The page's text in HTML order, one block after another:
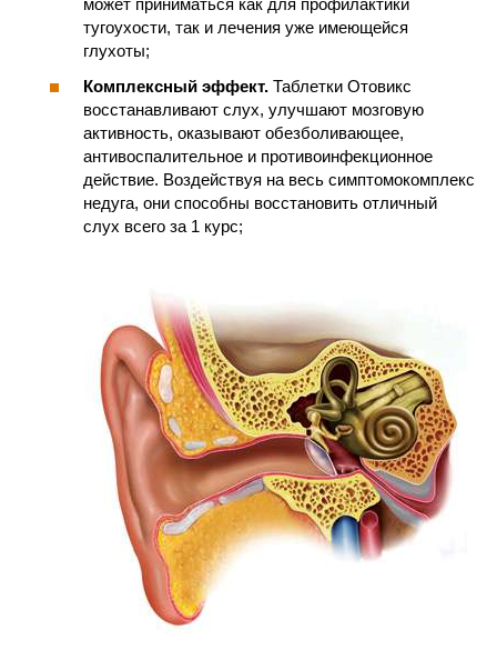
может приниматься как для профилактики
тугоухости, так и лечения уже имеющейся
глухоты;
Комплексный эффект. Таблетки Отовикс
восстанавливают слух, улучшают мозговую
активность, оказывают обезболивающее,
антивоспалительное и противоинфекционное
действие. Воздействуя на весь симптомокомплекс
недуга, они способны восстановить отличный
слух всего за 1 курс;